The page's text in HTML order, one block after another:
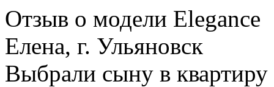
Отзыв о модели Elegance
Елена, г. Ульяновск
Выбрали сыну в квартиру